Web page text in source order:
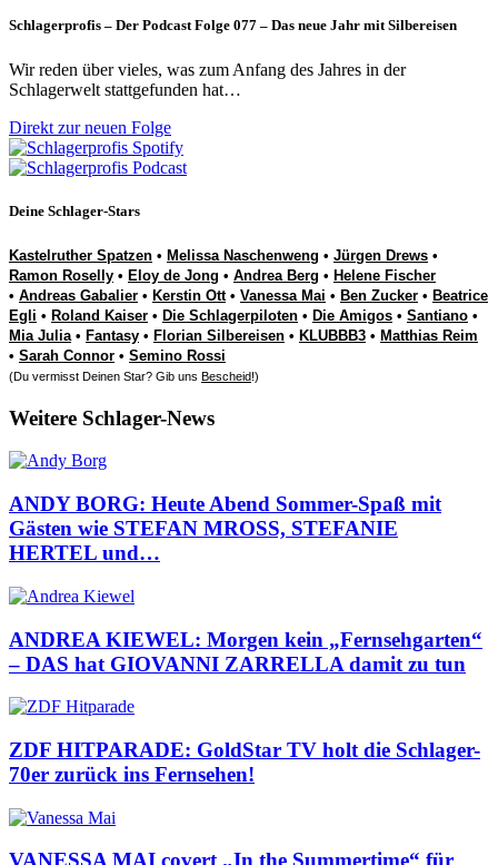
Schlagerprofis – Der Podcast Folge 077 – Das neue Jahr mit Silbereisen
Wir reden über vieles, was zum Anfang des Jahres in der
Schlagerwelt stattgefunden hat…
Direkt zur neuen Folge
Deine Schlager-Stars
Kastelruther Spatzen • Melissa Naschenweng • Jürgen Drews •
Ramon Roselly • Eloy de Jong • Andrea Berg • Helene Fischer
• Andreas Gabalier • Kerstin Ott• Vanessa Mai • Ben Zucker • Beatrice
Egli • Roland Kaiser • Die Schlagerpiloten • Die Amigos • Santiano •
Mia Julia• Fantasy • Florian Silbereisen • KLUBBB3 • Matthias Reim
• Sarah Connor • Semino Rossi
(Du vermisst Deinen Star? Gib uns Bescheid!)
Weitere Schlager-News
ANDY BORG: Heute Abend Sommer-Spaß mit
Gästen wie STEFAN MROSS, STEFANIE
HERTEL und…
ANDREA KIEWEL: Morgen kein „Fernsehgarten“
– DAS hat GIOVANNI ZARRELLA damit zu tun
ZDF HITPARADE: GoldStar TV holt die Schlager-
70er zurück ins Fernsehen!